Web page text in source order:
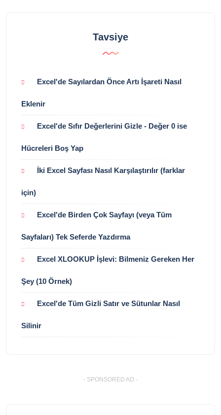
Tavsiye
Excel'de Sayılardan Önce Artı İşareti Nasıl
Eklenir
Excel'de Sıfır Değerlerini Gizle - Değer 0 ise
Hücreleri Boş Yap
İki Excel Sayfası Nasıl Karşılaştırılır (farklar
için)
Excel'de Birden Çok Sayfayı (veya Tüm
Sayfaları) Tek Seferde Yazdırma
Excel XLOOKUP İşlevi: Bilmeniz Gereken Her
Şey (10 Örnek)
Excel'de Tüm Gizli Satır ve Sütunlar Nasıl
Silinir
- SPONSORED AD -